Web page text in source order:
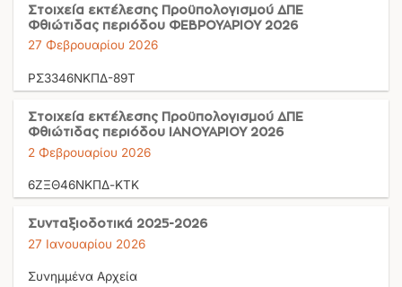
Στοιχεία εκτέλεσης Προϋπολογισμού ΔΠΕ
Φθιώτιδας περιόδου ΦΕΒΡΟΥΑΡΙΟΥ 2026
27 Φεβρουαρίου 2026
ΡΣ3346ΝΚΠΔ-89Τ
Στοιχεία εκτέλεσης Προϋπολογισμού ΔΠΕ
Φθιώτιδας περιόδου ΙΑΝΟΥΑΡΙΟΥ 2026
2 Φεβρουαρίου 2026
6ΖΞΘ46ΝΚΠΔ-ΚΤΚ
Συνταξιοδοτικά 2025-2026
27 Ιανουαρίου 2026
Συνημμένα Αρχεία